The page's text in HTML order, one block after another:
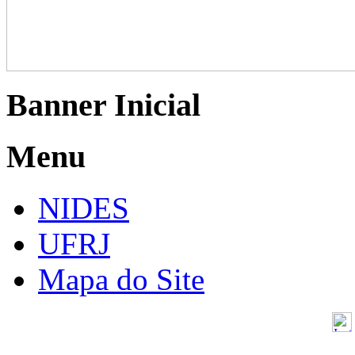
Banner Inicial
Menu
NIDES
UFRJ
Mapa do Site